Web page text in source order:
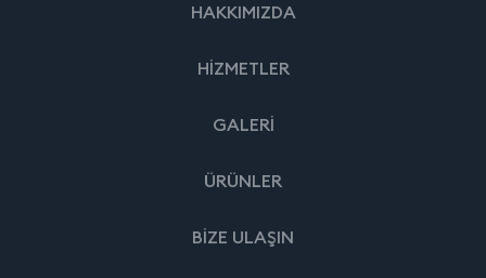
HAKKIMIZDA
HİZMETLER
GALERİ
ÜRÜNLER
BİZE ULAŞIN